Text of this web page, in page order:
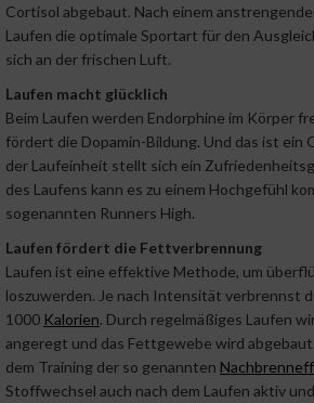
Cortisol abgebaut. Nach einem
Laufen die optimale Sportart für den
sich an der frischen Luft.
Laufen macht glücklich
Beim Laufen werden Endorphine im Körper
fördert die Dopamin-Bildung. Und das ist ein
der Laufeinheit stellt sich ein
des Laufens kann es zu einem Hochgefühl
sogenannten Runners High.
Laufen fördert die Fettverbrennung
Laufen ist eine effektive Methode, um
loszuwerden. Je nach Intensität verbrennst
1000 Kalorien. Durch regelmäßiges Laufen
angeregt und das Fettgewebe wird
dem Training der so genannten
Stoffwechsel auch nach dem Laufen aktiv